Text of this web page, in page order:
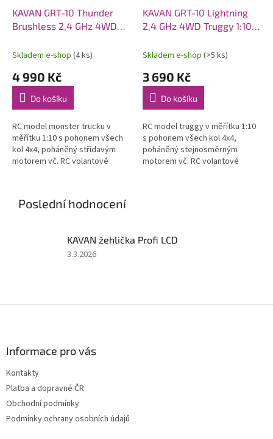
KAVAN GRT-10 Thunder
Brushless 2,4 GHz 4WD
Červený
Skladem e-shop (4 ks)
4 990 Kč
Do košíku
RC model monster trucku v
měřítku 1:10 s pohonem všech
kol 4x4, poháněný střídavým
motorem vč. RC volantové
KAVAN GRT-10 Lightning
2,4 GHz 4WD Truggy 1:10 -
Skladem e-shop (>5 ks)
3 690 Kč
Do košíku
RC model truggy v měřítku 1:10
s pohonem všech kol 4x4,
poháněný stejnosměrným
motorem vč. RC volantové
Poslední hodnocení
KAVAN žehlička Profi LCD
Hodnocení
3.3.2026
Informace pro vás
Kontakty
Platba a dopravné ČR
Obchodní podmínky
Podmínky ochrany osobních údajů